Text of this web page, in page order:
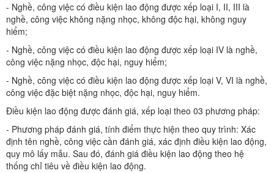
- Nghề, công việc có điều kiện lao động được xếp loại I, II, III là
nghề, công việc không nặng nhọc, không độc hại, không nguy
hiểm;
- Nghề, công việc có điều kiện lao động được xếp loại IV là nghề,
công việc nặng nhọc, độc hại, nguy hiểm;
- Nghề, công việc có điều kiện lao động được xếp loại V, VI là nghề,
công việc đặc biệt nặng nhọc, độc hại, nguy hiểm.
Điều kiện lao động được đánh giá, xếp loại theo 03 phương pháp:
- Phương pháp đánh giá, tính điểm thực hiện theo quy trình: Xác
định tên nghề, công việc cần đánh giá, xác định điều kiện lao động,
quy mô lấy mẫu. Sau đó, đánh giá điều kiện lao động theo hệ
thống chỉ tiêu về điều kiện lao động.